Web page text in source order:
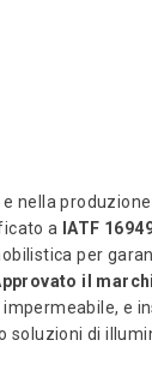
nella
a IATF
per
il
e
soluzioni di